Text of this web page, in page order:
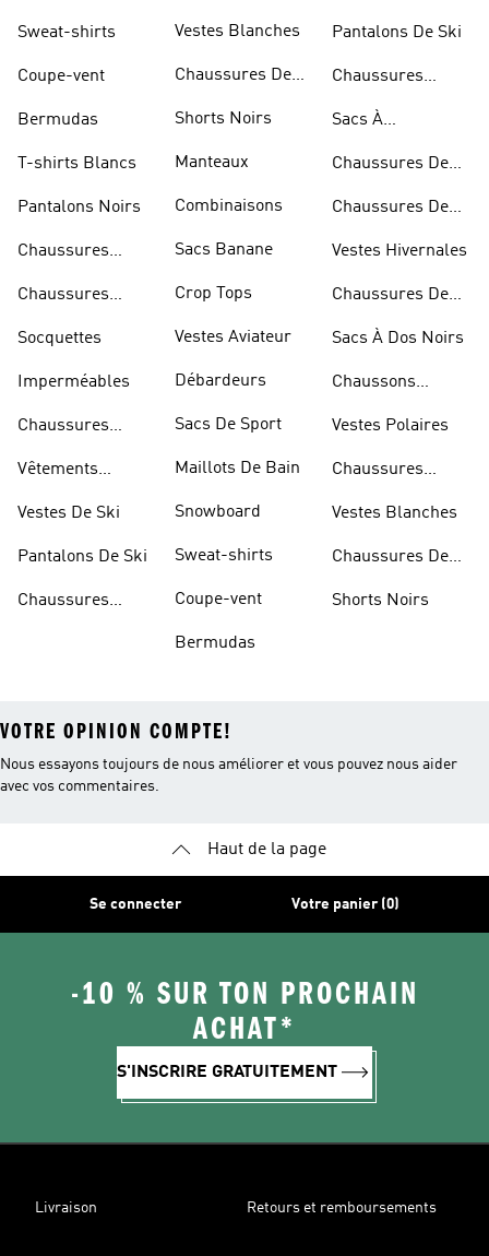
Sweat-shirts
Coupe-vent
Bermudas
T-shirts Blancs
Pantalons Noirs
Chaussures
Chaussures
Socquettes
Imperméables
Chaussures
Vêtements
Vestes De Ski
Pantalons De Ski
Chaussures
Vestes Blanches
Chaussures De
Shorts Noirs
Manteaux
Combinaisons
Sacs Banane
Crop Tops
Vestes Aviateur
Débardeurs
Sacs De Sport
Maillots De Bain
Snowboard
Sweat-shirts
Coupe-vent
Bermudas
Pantalons De Ski
Chaussures
Sacs À
Chaussures De
Chaussures De
Vestes Hivernales
Chaussures De
Sacs À Dos Noirs
Chaussons
Vestes Polaires
Chaussures
Vestes Blanches
Chaussures De
Shorts Noirs
VOTRE OPINION COMPTE!
Nous essayons toujours de nous améliorer et vous pouvez nous aider
avec vos commentaires.
Haut de la page
Se connecter Votre panier (0)
-10 % SUR TON PROCHAIN
ACHAT*
S'INSCRIRE GRATUITEMENT
Livraison Retours et remboursements